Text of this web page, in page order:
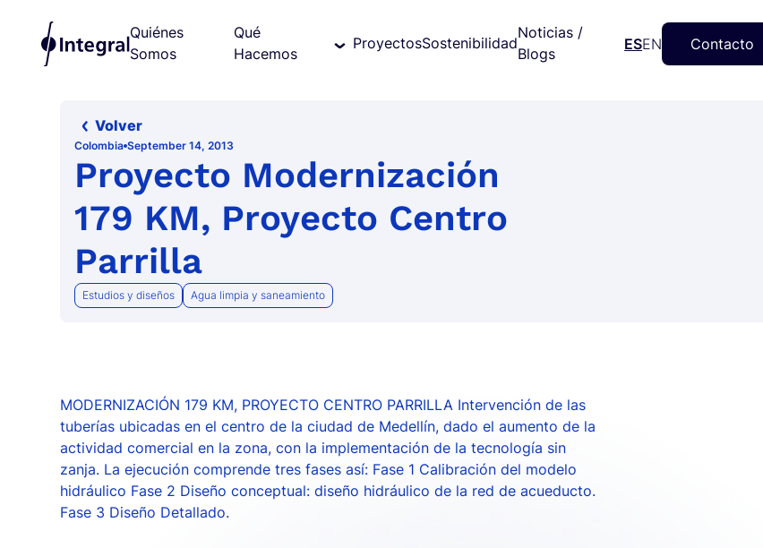
Quiénes
Somos
Qué
Hacemos
ProyectosSostenibilidad
Noticias /
Blogs
ESEN Contacto
Volver
Colombia September 14, 2013
Proyecto Modernización
179 KM, Proyecto Centro
Parrilla
Estudios y diseños Agua limpia y saneamiento
MODERNIZACIÓN 179 KM, PROYECTO CENTRO PARRILLA Intervención de las
tuberías ubicadas en el centro de la ciudad de Medellín, dado el aumento de la
actividad comercial en la zona, con la implementación de la tecnología sin
zanja. La ejecución comprende tres fases así: Fase 1 Calibración del modelo
hidráulico Fase 2 Diseño conceptual: diseño hidráulico de la red de acueducto.
Fase 3 Diseño Detallado.